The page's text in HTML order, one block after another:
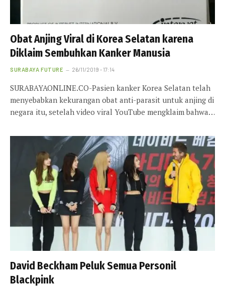
Obat Anjing Viral di Korea Selatan karena
Diklaim Sembuhkan Kanker Manusia
SURABAYA FUTURE 26/11/2019 - 17:14
SURABAYAONLINE.CO-Pasien kanker Korea Selatan telah
menyebabkan kekurangan obat anti-parasit untuk anjing di
negara itu, setelah video viral YouTube mengklaim bahwa…
David Beckham Peluk Semua Personil
Blackpink